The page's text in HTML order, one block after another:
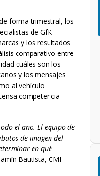
forma trimestral, los
de GfK
y los resultados
comparativo entre
cuáles son los
y los mensajes
al vehículo
competencia
el año. El equipo de
de imagen del
en qué
Bautista, CMI